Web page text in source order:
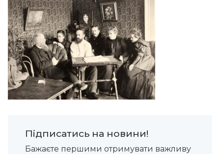
Підписатись на новини!
Бажаєте першими отримувати важливу